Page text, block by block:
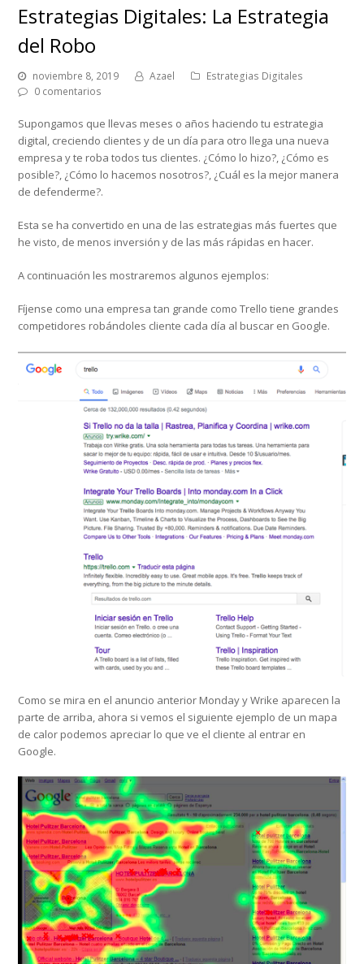
Estrategias Digitales: La Estrategia
del Robo
noviembre 8, 2019 Azael
Estrategias Digitales
0 comentarios
Supongamos que llevas meses o años haciendo tu estrategia
digital, creciendo clientes y de un día para otro llega una nueva
empresa y te roba todos tus clientes. ¿Cómo lo hizo?, ¿Cómo es
posible?, ¿Cómo lo hacemos nosotros?, ¿Cuál es la mejor manera
de defenderme?.
Esta se ha convertido en una de las estrategias más fuertes que
he visto, de menos inversión y de las más rápidas en hacer.
A continuación les mostraremos algunos ejemplos:
Fíjense como una empresa tan grande como Trello tiene grandes
competidores robándoles cliente cada día al buscar en Google.
Como se mira en el anuncio anterior Monday y Wrike aparecen la
parte de arriba, ahora si vemos el siguiente ejemplo de un mapa
de calor podemos apreciar lo que ve el cliente al entrar en
Google.